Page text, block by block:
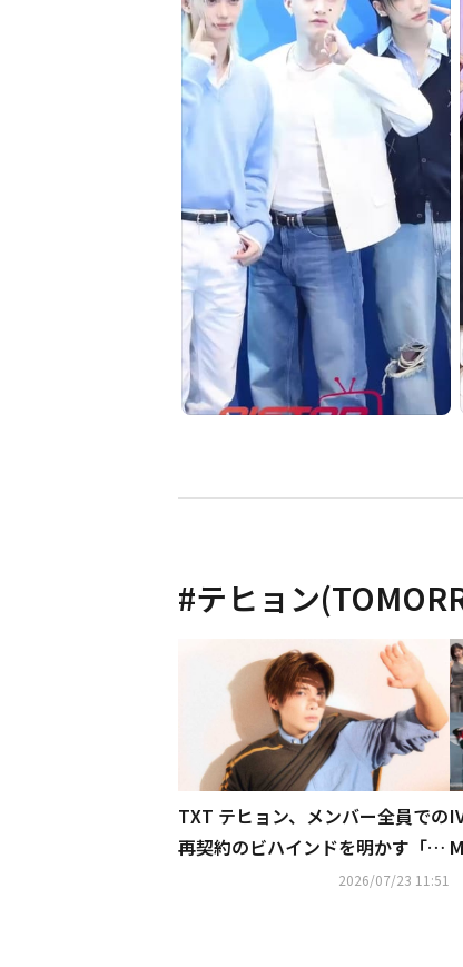
#テヒョン
TXT テヒョン、メンバー全員での
再契約のビハインドを明かす「み
んなが同じ気持ちだった」2026/07/23 11:51